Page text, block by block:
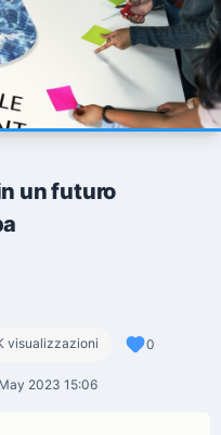
un futuro
visualizzazioni 0
2023 15:06